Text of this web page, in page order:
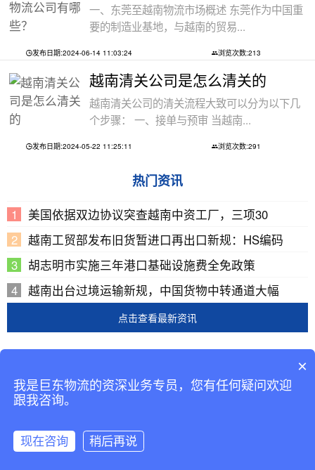
一、东莞至越南物流市场概述 东莞作为中国重
要的制造业基地，与越南的贸易...
发布日期:2024-06-14 11:03:24 浏览次数:213
越南清关公司是怎么清关的
越南清关公司的清关流程大致可以分为以下几
个步骤： 一、接单与预审 当越南...
发布日期:2024-05-22 11:25:11 浏览次数:291
热门资讯
美国依据双边协议突查越南中资工厂，三项30
越南工贸部发布旧货暂进口再出口新规：HS编码
胡志明市实施三年港口基础设施费全免政策
越南出台过境运输新规，中国货物中转通道大幅
点击查看最新资讯
版权所有
备案号： 粤ICP备13069001号-2
×
我是巨东物流的资深业务专员，您有任何疑问欢迎
跟我咨询。
现在咨询 稍后再说